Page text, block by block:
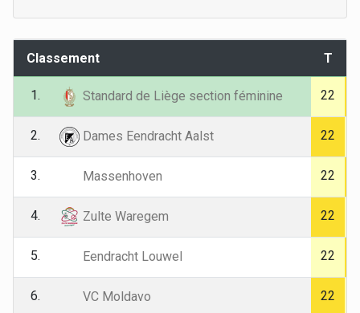
Classement T
1. Standard de Liège section féminine 22
2. Dames Eendracht Aalst 22
3. Massenhoven 22
4. Zulte Waregem 22
5. Eendracht Louwel 22
6. VC Moldavo 22